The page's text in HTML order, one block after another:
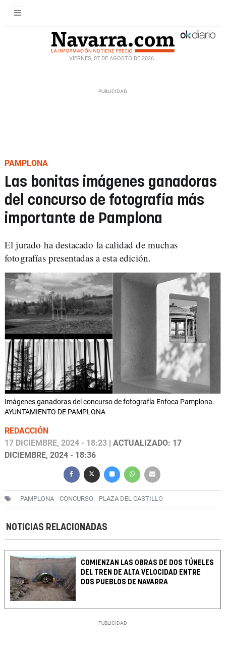
VIERNES, 07 DE AGOSTO DE 2026
PAMPLONA
Las bonitas imágenes ganadoras
del concurso de fotografía más
importante de Pamplona
El jurado ha destacado la calidad de muchas
fotografías presentadas a esta edición.
Imágenes ganadoras del concurso de fotografía Enfoca Pamplona.
AYUNTAMIENTO DE PAMPLONA
REDACCIÓN
17 DICIEMBRE, 2024 - 18:23 | ACTUALIZADO: 17
DICIEMBRE, 2024 - 18:36
PAMPLONA CONCURSO PLAZA DEL CASTILLO
NOTICIAS RELACIONADAS
COMIENZAN LAS OBRAS DE DOS TÚNELES
DEL TREN DE ALTA VELOCIDAD ENTRE
DOS PUEBLOS DE NAVARRA